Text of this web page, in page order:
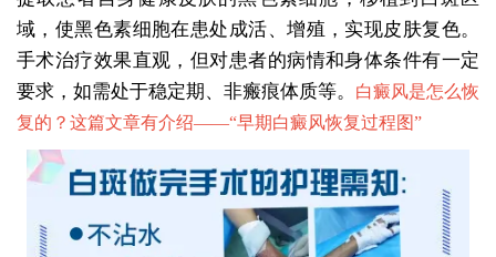
域，使黑色素细胞在患处成活、增殖，实现皮肤复色。
手术治疗效果直观，但对患者的病情和身体条件有一定
要求，如需处于稳定期、非瘢痕体质等。
白癜风是怎么恢
复的？这篇文章有介绍——“早期白癜风恢复过程图”